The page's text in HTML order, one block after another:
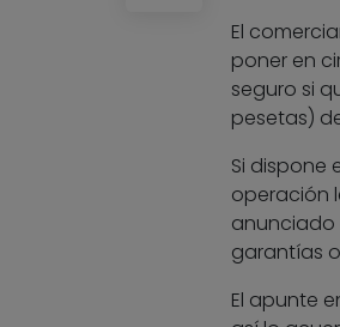
El
poner en
seguro si
pesetas)
Si dispone
operación
anunciado
garantías
El apunte